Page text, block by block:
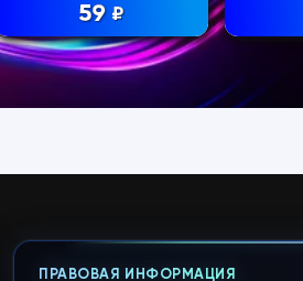
59 ₽
ПРАВОВАЯ ИНФОРМАЦИЯ